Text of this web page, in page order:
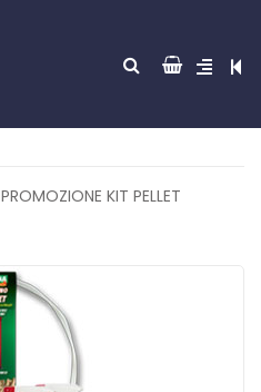
PROMOZIONE KIT PELLET